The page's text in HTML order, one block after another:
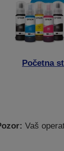
Početna
Vaš